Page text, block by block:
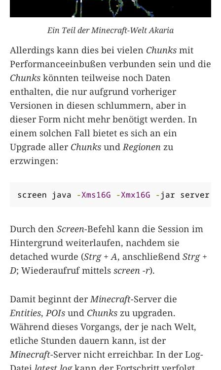
Ein Teil der Minecraft-Welt Akaria
Allerdings kann dies bei vielen Chunks mit
Performanceeinbußen verbunden sein und die
Chunks könnten teilweise noch Daten
enthalten, die nur aufgrund vorheriger
Versionen in diesen schlummern, aber in
dieser Form nicht mehr benötigt werden. In
einem solchen Fall bietet es sich an ein
Upgrade aller Chunks undRegionen zu
erzwingen:
screen java -Xms16G -Xmx16G -jar server
Durch den Screen-Befehl kann die Session im
Hintergrund weiterlaufen, nachdem sie
detached wurde (Strg + A, anschließend Strg +
D; Wiederaufruf mittels screen -r).
Damit beginnt derMinecraft-Server die
Entities,POIs und Chunks zu upgraden.
Während dieses Vorgangs, der je nach Welt,
etliche Stunden dauern kann, ist der
Minecraft-Server nicht erreichbar. In der Log-